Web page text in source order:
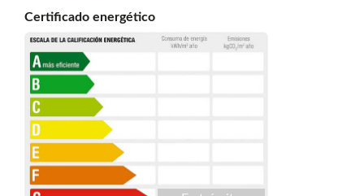
Certificado energético